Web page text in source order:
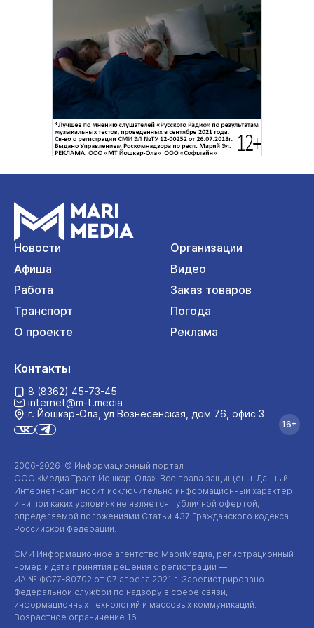
Новости
Организации
Афиша
Видео
Работа
Заказ товаров
Транспорт
Погода
О проекте
Реклама
2006-2026 © Информационный портал
ООО «Медиа Траст Йошкар-Ола». Все права защищены. Данный
Интернет-сайт носит исключительно информационный характер
и ни при каких условиях не является публичной офертой,
определяемой положениями Статьи 437 Гражданского кодекса
Российской Федерации.
СМИ Информационное агентство МариМедиа, регистрационный
номер и дата принятия решения о регистрации —
ИА № ФС77-80702 от 07 апреля 2021 г. Зарегистрировано
Федеральной службой по надзору в сфере связи,
информационных технологий и массовых коммуникаций.
Возрастное ограничение 16+.
Контакты
8 (8362) 45-73-45
internet@m-t.media
г. Йошкар‑Ола, ул Вознесенская, дом 76, офис 3
16+